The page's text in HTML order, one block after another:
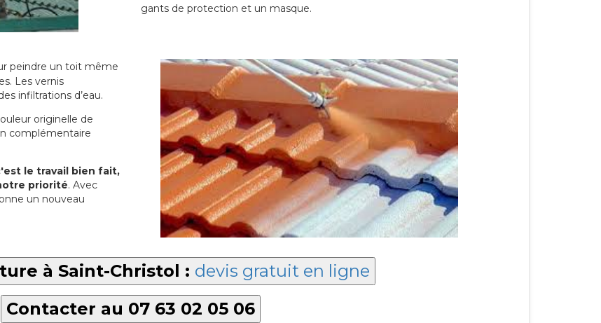
gants de protection et un masque.
peindre un toit même
Les vernis
infiltrations d’eau.
originelle de
complémentaire
le travail bien fait,
priorité. Avec
un nouveau
à Saint-Christol : devis gratuit en ligne
Contacter au 07 63 02 05 06